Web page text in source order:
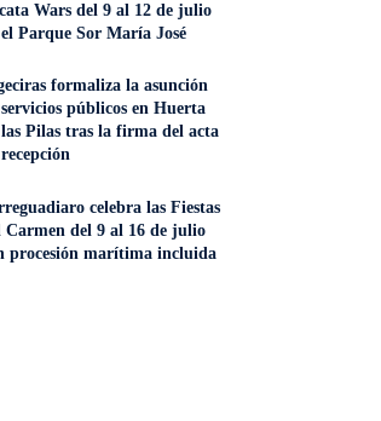
Wars del 9 al 12 de julio
Parque Sor María José
formaliza la asunción
públicos en Huerta
Pilas tras la firma del acta
celebra las Fiestas
Carmen del 9 al 16 de julio
procesión marítima incluida